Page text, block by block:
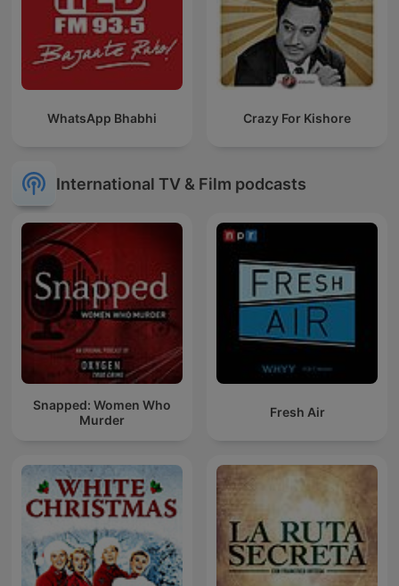
WhatsApp Bhabhi Crazy For Kishore
International TV & Film podcasts
Snapped: Women Who
Murder
Fresh Air